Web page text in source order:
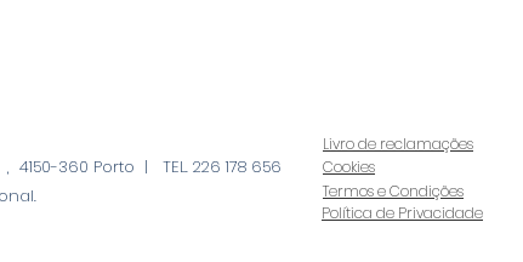
4150-360 Porto | TEL. 226 178 656
Livro de reclamações
Cookies
Termos e Condições
Política de Privacidade